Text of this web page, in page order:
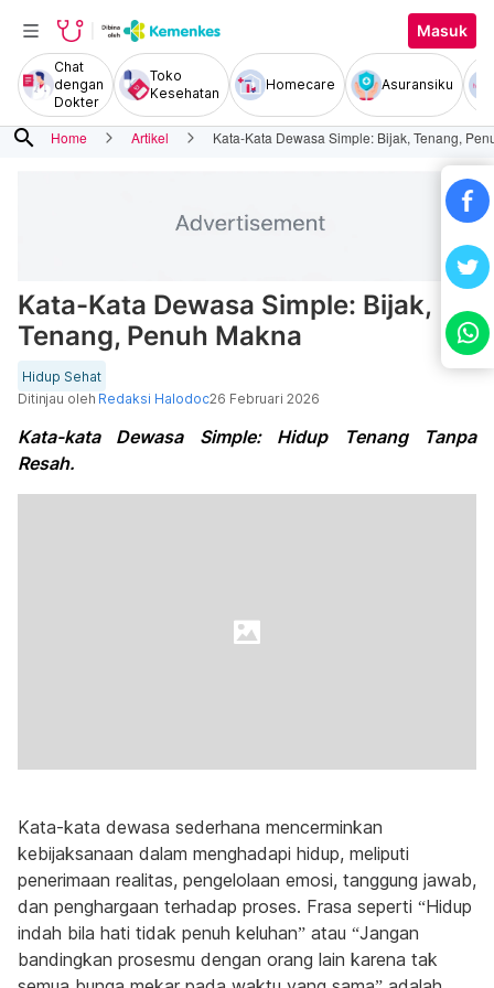
Masuk
Chat
dengan
Dokter
Toko
Kesehatan
Homecare Asuransiku
search Home Artikel Kata-Kata Dewasa Simple: Bijak, Tenang,
Kata-Kata Dewasa Simple: Bijak,
Tenang, Penuh Makna
Hidup Sehat
Ditinjau oleh Redaksi Halodoc26 Februari 2026
Kata-kata Dewasa Simple: Hidup Tenang Tanpa
Resah.
Kata-kata dewasa sederhana mencerminkan
kebijaksanaan dalam menghadapi hidup, meliputi
penerimaan realitas, pengelolaan emosi, tanggung jawab,
dan penghargaan terhadap proses. Frasa seperti “Hidup
indah bila hati tidak penuh keluhan” atau “Jangan
bandingkan prosesmu dengan orang lain karena tak